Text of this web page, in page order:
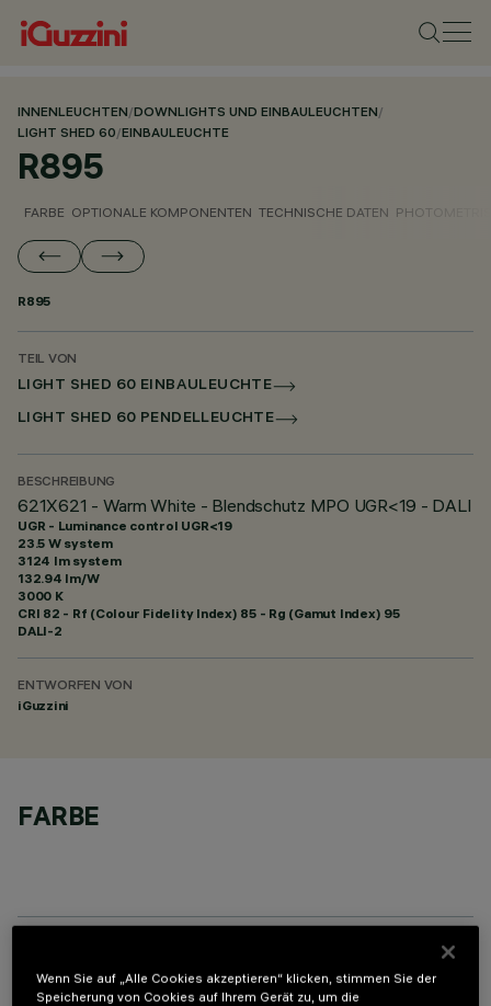
INNENLEUCHTEN/DOWNLIGHTS UND EINBAULEUCHTEN/
LIGHT SHED 60/EINBAULEUCHTE
R895
FARBE OPTIONALE KOMPONENTEN TECHNISCHE DATEN
R895
TEIL VON
LIGHT SHED 60 EINBAULEUCHTE
LIGHT SHED 60 PENDELLEUCHTE
BESCHREIBUNG
621X621 - Warm White - Blendschutz MPO UGR<19 - DALI
UGR - Luminance control UGR<19
23.5 W system
3124 lm system
132.94 lm/W
3000 K
CRI 82 - Rf (Colour Fidelity Index) 85 - Rg (Gamut Index) 95
DALI-2
ENTWORFEN VON
iGuzzini
FARBE
OPTIONALE KOMPONENTEN
Wenn Sie auf „Alle Cookies akzeptieren“ klicken, stimmen Sie der
Speicherung von Cookies auf Ihrem Gerät zu, um die